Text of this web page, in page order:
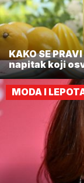
KAKO SE
napitak koji
MODA I